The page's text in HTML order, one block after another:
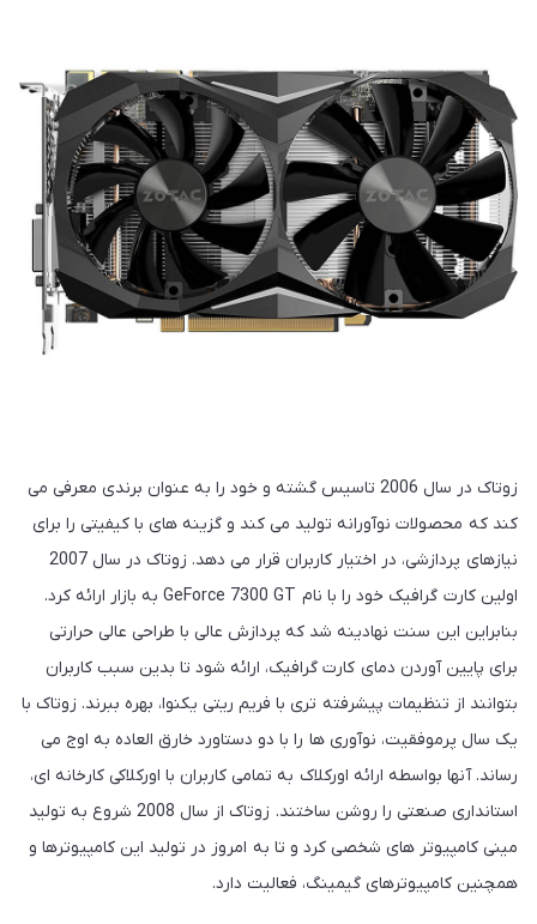
زوتاک در سال 2006 تاسیس گشته و خود را به عنوان برندی معرفی می
کند که محصولات نوآورانه تولید می کند و گزینه های با کیفیتی را برای
نیازهای پردازشی، در اختیار کاربران قرار می دهد. زوتاک در سال 2007
اولین کارت گرافیک خود را با نام GeForce 7300 GT به بازار ارائه کرد.
بنابراین این سنت نهادینه شد که پردازش عالی با طراحی عالی حرارتی
برای پایین آوردن دمای کارت گرافیک، ارائه شود تا بدین سبب کاربران
بتوانند از تنظیمات پیشرفته تری با فریم ریتی یکنوا، بهره ببرند. زوتاک با
یک سال پرموفقیت، نوآوری ها را با دو دستاورد خارق العاده به اوج می
رساند. آنها بواسطه ارائه اورکلاک به تمامی کاربران با اورکلاکی کارخانه ای،
استانداری صنعتی را روشن ساختند. زوتاک از سال 2008 شروع به تولید
مینی کامپیوتر های شخصی کرد و تا به امروز در تولید این کامپیوترها و
همچنین کامپیوترهای گیمینگ، فعالیت دارد.